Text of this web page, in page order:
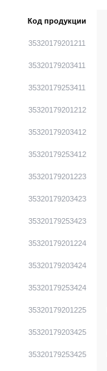
Код продукции
35320179201211
35320179203411
35320179253411
35320179201212
35320179203412
35320179253412
35320179201223
35320179203423
35320179253423
35320179201224
35320179203424
35320179253424
35320179201225
35320179203425
35320179253425